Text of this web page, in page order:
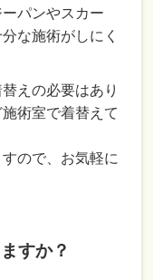
パンやスカー
な施術がしにく
えの必要はあり
術室で着替えて
ので、お気軽に
すか？